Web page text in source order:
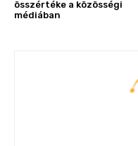
összértéke a közösségi
médiában